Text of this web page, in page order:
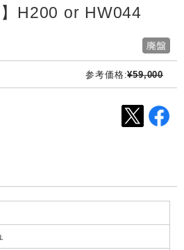
H200 or HW044
参考価格:¥59,000